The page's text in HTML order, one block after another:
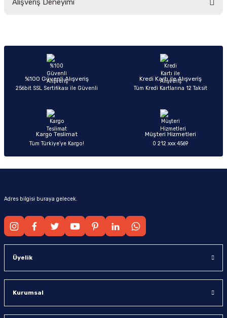
yetersiz gördüğünüz noktaları öneri formunu kullanarak tarafımıza
Ürün açıklamasında eksik bilgiler bulunuyor.
Ürün bilgilerinde hatalar bulunuyor.
Ürün fiyatı diğer sitelerden daha pahalı.
Alışveriş Deneyimi
Sitemize ilk yorumu siz yapın!
%100 Güvenli Alışveriş
256bit SSL Sertifikası ile Güvenli
Kredi Kartı ile Alışveriş
Tüm Kredi Kartlarına 12 Taksit
Kargo Teslimat
Tüm Türkiye’ye Kargo!
Müşteri Hizmetleri
0 212 xxx 4569
Adres bilgisi buraya gelecek.
Üyelik
Kurumsal